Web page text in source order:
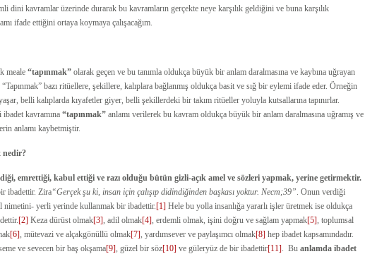
dini kavramlar üzerinde durarak bu kavramların gerçekte neye karşılık geldiğini ve buna karşılık
ifade ettiğini ortaya koymaya çalışacağım.
meale “tapınmak” olarak geçen ve bu tanımla oldukça büyük bir anlam daralmasına ve kaybına uğrayan
bazı ritüellere, şekillere, kalıplara bağlanmış oldukça basit ve sığ bir eylemi ifade eder. Örneğin
belli kalıplarda kıyafetler giyer, belli şekillerdeki bir takım ritüeller yoluyla kutsallarına tapınırlar.
kavramına “tapınmak” anlamı verilerek bu kavram oldukça büyük bir anlam daralmasına uğramış ve
anlamı kaybetmiştir.
nedir?
emrettiği, kabul ettiği ve razı olduğu bütün gizli-açık amel ve sözleri yapmak, yerine getirmektir.
ibadettir. Zira“Gerçek şu ki, insan için çalışıp didindiğinden başkası yoktur. Necm;39”. Onun verdiği
nimetini- yerli yerinde kullanmak bir ibadettir.[1] Hele bu yolla insanlığa yararlı işler üretmek ise oldukça
[2] Keza dürüst olmak[3], adil olmak[4], erdemli olmak, işini doğru ve sağlam yapmak[5], toplumsal
[6], mütevazi ve alçakgönüllü olmak[7], yardımsever ve paylaşımcı olmak[8] hep ibadet kapsamındadır.
ve sevecen bir baş okşama[9], güzel bir söz[10] ve güleryüz de bir ibadettir[11]. Bu anlamda ibadet